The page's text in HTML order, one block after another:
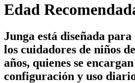
Edad
Junga está diseñada
los cuidadores de niños
años, quienes se
configuración y uso